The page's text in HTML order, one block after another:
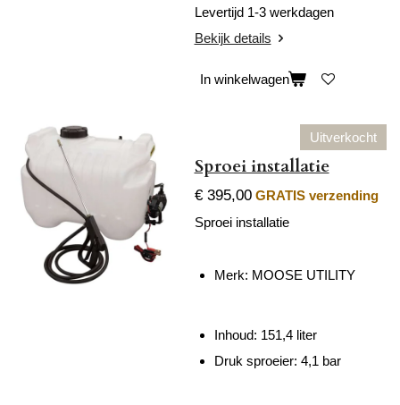
Levertijd 1-3 werkdagen
Bekijk details
In winkelwagen
Uitverkocht
Sproei installatie
€ 395,00 GRATIS verzending
Sproei installatie
Merk: MOOSE UTILITY
Inhoud: 151,4 liter
Druk sproeier: 4,1 bar